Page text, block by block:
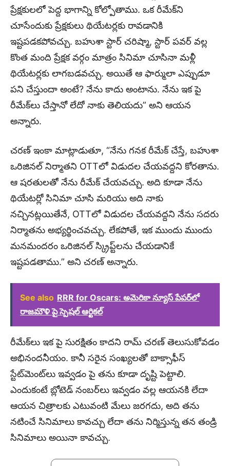
ప్రేక్షకులలో పెద్ద భాగాన్ని కోల్పోతాము. ఒక రీమేక్‌ని
చూసేందుకు ప్రేక్షకులు థియేటర్లకు రావడానికి
ఇష్టపడకపోవచ్చు. బహుశా స్టార్ చరిష్మా, స్టార్ పవర్ వల్ల
కొంత మంది ప్రేక్షక వర్గం మాత్రం సినిమా చూసినా మళ్లీ
థియేటర్లకు లాగబడవచ్చు. అయితే ఆ ఫార్ములా ఎప్పుడూ
పని చేస్తుందా అంటే? నేను కాదు అంటాను. నేను ఇక పై
రీమేక్‌లు చేస్తానో లేదో నాకు తెలియదు” అని ఆయన
అన్నారు.
చరణ్ ఇంకా మాట్లాడుతూ, “నేను గనక రీమేక్ చేస్తే, బహుశా
ఒరిజినల్ నిర్మాతని OTTలో విడుదల చేయవద్దని కోరతాను.
ఆ షరతులతో నేను రీమేక్ చేయవచ్చు. అది కూడా నేను
థియేటర్లో సినిమా చూసి మరియు అది నాకు
నచ్చినట్లయితేనే, OTTలో విడుదల చేయవద్దని నేను సదరు
నిర్మాతను అభ్యర్థించవచ్చు. లేకపోతే, ఇక ముందు ముందు
మనమందరం ఒరిజినల్ స్క్రిప్ట్‌లను చేయడానికే
ఇష్టపడతాము.” అని చరణ్ అన్నారు.
See also RRR for Oscars: అమెరికా న్యూస్ పేపర్‌లో
రాజమౌళి పై స్పెషల్ ఆర్టికల్
రీమేక్‌లు ఇక పై సురక్షితం కాదని రామ్ చరణ్ తెలుసుకోవడం
అభినందనీయం. కానీ సరైన సంఖ్యలతో బాక్సాఫీస్
స్టేట్‌మెంట్‌లు ఇవ్వడం పై తను కూడా దృష్టి పెట్టాలి.
ఎందుకంటే బ్లోటెడ్ నంబర్‌లు ఇవ్వడం వల్ల ఆయనకి లేదా
ఆయన చిత్రాలకు ఎటువంటి మేలు జరగదు, అది తను
నటించే సినిమాలు కావచ్చు లేదా తను నిర్మిస్తున్న తన తండ్రి
సినిమాలు అయినా కావచ్చు.